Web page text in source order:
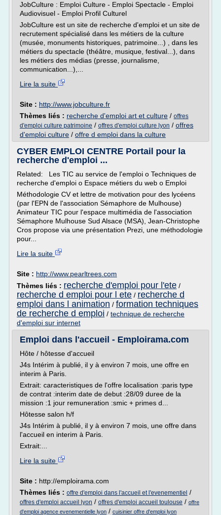
JobCulture : Emploi Culture - Emploi Spectacle - Emploi
Audiovisuel - Emploi Profil Culturel
JobCulture est un site de recherche d'emploi et un site de
recrutement spécialisé dans les métiers de la culture
(musée, monuments historiques, patrimoine...) , dans les
métiers du spectacle (théâtre, musique, festival...), dans
les métiers des médias (presse, journalisme,
communication...),...
Lire la suite
Site : http://www.jobculture.fr
Thèmes liés : recherche d'emploi art et culture / offres
d'emploi culture patrimoine / offres d'emploi culture lyon / offres
d'emploi culture / offre d emploi dans la culture
CYBER EMPLOI CENTRE Portail pour la
recherche d'emploi ...
Related: Les TIC au service de l'emploi o Techniques de
recherche d'emploi o Espace métiers du web o Emploi
Méthodologie CV et lettre de motivation pour des lycéens
(par l'EPN de l'association Sémaphore de Mulhouse)
Animateur TIC pour l'espace multimédia de l'association
Sémaphore Mulhouse Sud Alsace (MSA), Jean-Christophe
Cros propose via une présentation Prezi, une méthodologie
pour...
Lire la suite
Site : http://www.pearltrees.com
Thèmes liés : recherche d'emploi pour l'ete /
recherche d emploi pour l ete / recherche d
emploi dans l animation / formation techniques
de recherche d emploi / technique de recherche
d'emploi sur internet
Emploi dans l'accueil - Emploirama.com
Hôte / hôtesse d'accueil
J4s Intérim à publié, il y à environ 7 mois, une offre en
interim à Paris.
Extrait: caracteristiques de l'offre localisation :paris type
de contrat :interim date de debut :28/09 duree de la
mission :1 jour remuneration :smic + primes d...
Hôtesse salon h/f
J4s Intérim à publié, il y à environ 7 mois, une offre dans
l'accueil en interim à Paris.
Extrait:...
Lire la suite
Site : http://emploirama.com
Thèmes liés : offre d'emploi dans l'accueil et l'evenementiel /
offres d'emploi accueil lyon / offres d'emploi accueil toulouse / offre
d'emploi agence evenementielle lyon / cuisinier offre d'emploi lyon